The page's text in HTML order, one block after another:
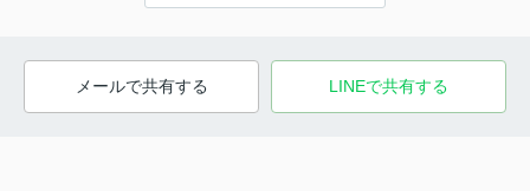
メールで共有する LINEで共有する